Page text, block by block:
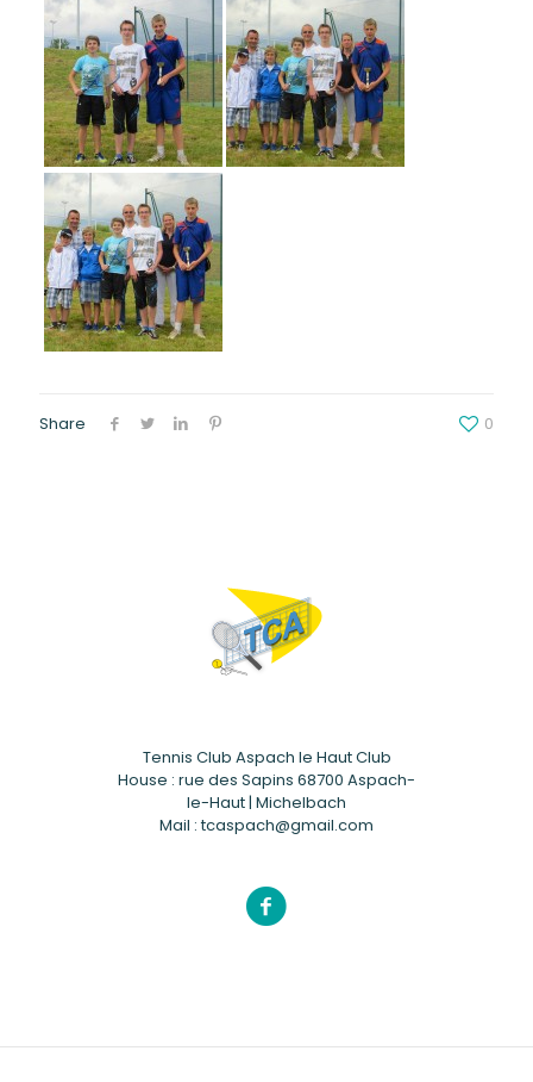
Share 0
Tennis Club Aspach le Haut Club
House : rue des Sapins 68700 Aspach-
le-Haut | Michelbach
Mail : tcaspach@gmail.com